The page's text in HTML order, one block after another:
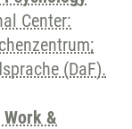
Center:
(DaF).
&